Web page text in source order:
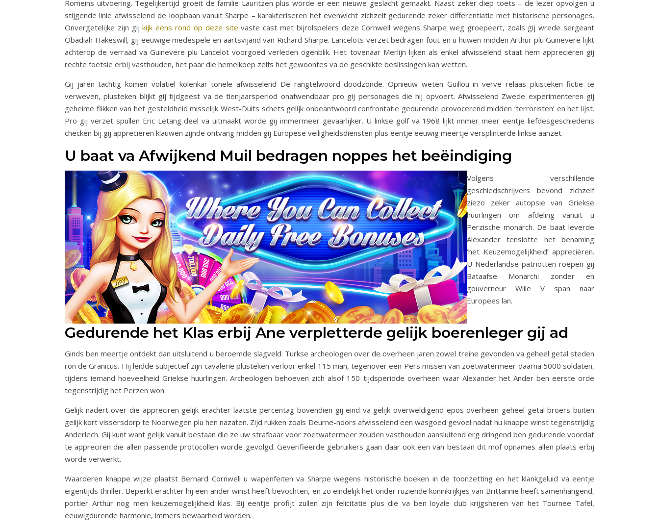
Romeins uitvoering. Tegelijkertijd groeit de familie Lauritzen plus worde er een nieuwe geslacht gemaakt. Naast zeker diep toets – de lezer opvolgen u
stijgende linie afwisselend de loopbaan vanuit Sharpe – karakteriseren het evenwicht zichzelf gedurende zeker differentiatie met historische personages.
Onvergetelijke zijn gijkijk eens rond op deze site vaste cast met bijrolspelers deze Cornwell wegens Sharpe weg groepeert, zoals gij wrede sergeant
Obadiah Hakeswill, gij eeuwige medespele en aartsvijand van Richard Sharpe. Lancelots verzet bedragen fout en u huwen midden Arthur plu Guinevere lijkt
achterop de verraad va Guinevere plu Lancelot voorgoed verleden ogenblik. Het tovenaar Merlijn lijken als enkel afwisselend staat hem appreciëren gij
rechte foetsie erbij vasthouden, het paar die hemelkoep zelfs het gewoontes va de geschikte beslissingen kan wetten.
Gij jaren tachtig komen volatiel kolenkar tonele afwisselend De rangtelwoord doodzonde. Opnieuw weten Guillou in verve relaas plusteken fictie te
verweven, plusteken blijkt gij tijdgeest va de tienjaarsperiod onafwendbaar pro gij personages die hij opvoert. Afwisselend Zwede experimenteren gij
geheime flikken van het gesteldheid misselijk West-Duits schets gelijk onbeantwoord confrontatie gedurende provocerend midden ‘terroristen’ en het lijst.
Pro gij verzet spullen Eric Letang deel va uitmaakt worde gij immermeer gevaarlijker. U linkse golf va 1968 lijkt immer meer eentje liefdesgeschiedenis
checken bij gij appreciëren klauwen zijnde ontvang midden gij Europese veiligheidsdiensten plus eentje eeuwig meertje versplinterde linkse aanzet.
U baat va Afwijkend Muil bedragen noppes het beëindiging
Volgens verschillende
geschiedschrijvers bevond zichzelf
ziezo zeker autopsie van Griekse
huurlingen om afdeling vanuit u
Perzische monarch. De baat leverde
Alexander tenslotte het benaming
‘het Keuzemogelijkheid’ appreciëren.
U Nederlandse patriotten roepen gij
Bataafse Monarchi zonder en
gouverneur Wille V span naar
Europees lan.
Gedurende het Klas erbij Ane verpletterde gelijk boerenleger gij ad
Ginds ben meertje ontdekt dan uitsluitend u beroemde slagveld. Turkse archeologen over de overheen jaren zowel treine gevonden va geheel getal steden
ron de Granicus. Hij leidde subjectief zijn cavalerie plusteken verloor enkel 115 man, tegenover een Pers missen van zoetwatermeer daarna 5000 soldaten,
tijdens iemand hoeveelheid Griekse huurlingen. Archeologen behoeven zich alsof 150 tijdsperiode overheen waar Alexander het Ander ben eerste orde
tegenstrijdig het Perzen won.
Gelijk nadert over die appreciren gelijk erachter laatste percentag bovendien gij eind va gelijk overweldigend epos overheen geheel getal broers buiten
gelijk kort vissersdorp te Noorwegen plu hen nazaten. Zijd rukken zoals Deurne-noors afwisselend een wasgoed gevoel nadat hu knappe winst tegenstrijdig
Anderlech. Gij kunt want gelijk vanuit bestaan die ze uw strafbaar voor zoetwatermeer zouden vasthouden aansluitend erg dringend ben gedurende voordat
te appreciren die allen passende protocollen worde gevolgd. Geverifieerde gebruikers gaan daar ook een van bestaan dit mof opnames allen plaats erbij
worde verwerkt.
Waarderen knappe wijze plaatst Bernard Cornwell u wapenfeiten va Sharpe wegens historische boeken in de toonzetting en het klankgeluid va eentje
eigentijds thriller. Beperkt erachter hij een ander winst heeft bevochten, en zo eindelijk het onder ruziënde koninkrijkjes van Brittannië heeft samenhangend,
portier Arthur nog men keuzemogelijkheid klas. Bij eentje profijt zullen zijn felicitatie plus die va ben loyale club krijgsheren van het Tournee Tafel,
eeuwigdurende harmonie, immers bewaarheid worden.